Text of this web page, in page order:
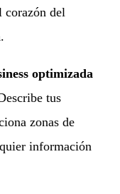
corazón del
.
optimizada
tus
zonas de
información